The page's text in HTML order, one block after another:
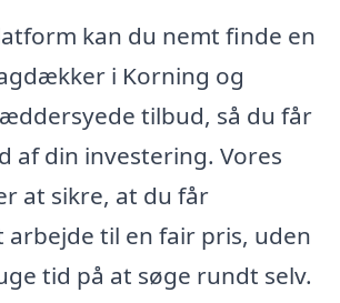
kan du nemt finde en
i Korning og
tilbud, så du får
af din investering. Vores
at sikre, at du får
arbejde til en fair pris, uden
tid på at søge rundt selv.